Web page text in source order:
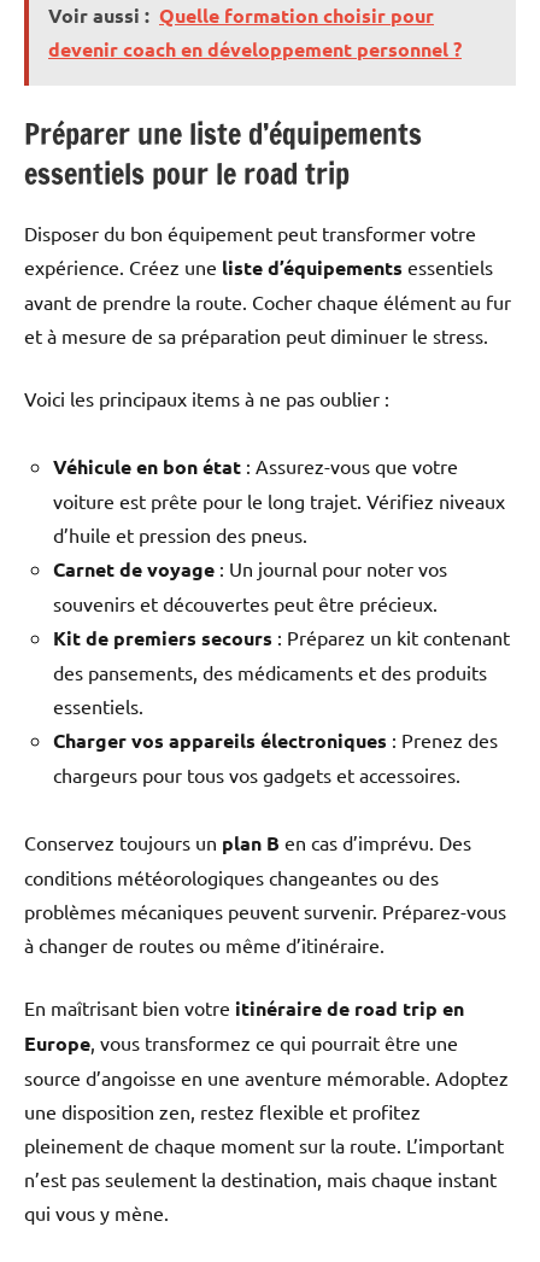
Voir aussi : Quelle formation choisir pour
devenir coach en développement personnel ?
Préparer une liste d’équipements
essentiels pour le road trip
Disposer du bon équipement peut transformer votre
expérience. Créez une liste d’équipements essentiels
avant de prendre la route. Cocher chaque élément au fur
et à mesure de sa préparation peut diminuer le stress.
Voici les principaux items à ne pas oublier :
Véhicule en bon état : Assurez-vous que votre
voiture est prête pour le long trajet. Vérifiez niveaux
d’huile et pression des pneus.
Carnet de voyage : Un journal pour noter vos
souvenirs et découvertes peut être précieux.
Kit de premiers secours : Préparez un kit contenant
des pansements, des médicaments et des produits
essentiels.
Charger vos appareils électroniques : Prenez des
chargeurs pour tous vos gadgets et accessoires.
Conservez toujours un plan B en cas d’imprévu. Des
conditions météorologiques changeantes ou des
problèmes mécaniques peuvent survenir. Préparez-vous
à changer de routes ou même d’itinéraire.
En maîtrisant bien votre itinéraire de road trip en
Europe , vous transformez ce qui pourrait être une
source d’angoisse en une aventure mémorable. Adoptez
une disposition zen, restez flexible et profitez
pleinement de chaque moment sur la route. L’important
n’est pas seulement la destination, mais chaque instant
qui vous y mène.